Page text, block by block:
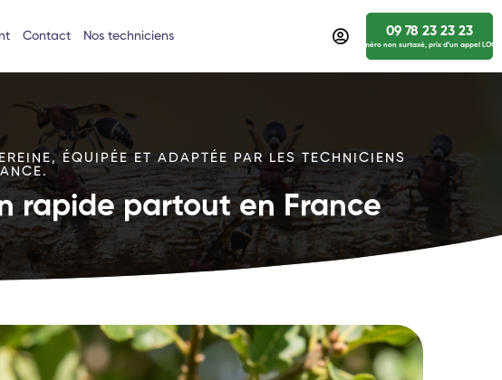
Contact Nos techniciens 09 78 23 23 23
numéro non surtaxé, prix d’un appel
ÉQUIPÉE ET ADAPTÉE PAR LES TECHNICIENS
rapide partout en France